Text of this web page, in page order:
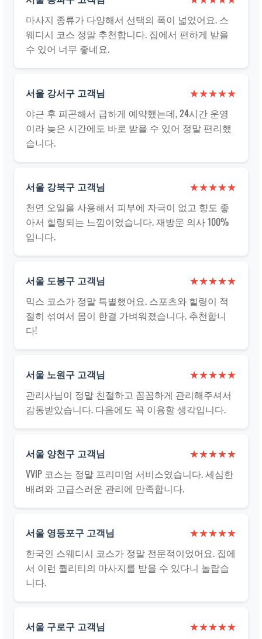
마사지 종류가 다양해서 선택의 폭이 넓었어요. 스
웨디시 코스 정말 추천합니다. 집에서 편하게 받을
수 있어 너무 좋네요.
서울 강서구 고객님
★★★★★
야근 후 피곤해서 급하게 예약했는데, 24시간 운영
이라 늦은 시간에도 바로 받을 수 있어 정말 편리했
습니다.
서울 강북구 고객님
★★★★★
천연 오일을 사용해서 피부에 자극이 없고 향도 좋
아서 힐링되는 느낌이었습니다. 재방문 의사 100%
입니다.
서울 도봉구 고객님
★★★★★
믹스 코스가 정말 특별했어요. 스포츠와 힐링이 적
절히 섞여서 몸이 한결 가벼워졌습니다. 추천합니
다!
서울 노원구 고객님
★★★★★
관리사님이 정말 친절하고 꼼꼼하게 관리해주셔서
감동받았습니다. 다음에도 꼭 이용할 생각입니다.
서울 양천구 고객님
★★★★★
VVIP 코스는 정말 프리미엄 서비스였습니다. 세심한
배려와 고급스러운 관리에 만족합니다.
서울 영등포구 고객님
★★★★★
한국인 스웨디시 코스가 정말 전문적이었어요. 집에
서 이런 퀄리티의 마사지를 받을 수 있다니 놀랍습
니다.
서울 구로구 고객님
★★★★★